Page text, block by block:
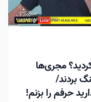
کردید؟ مجری‌ها
بردند/
حرفم را بزنم!